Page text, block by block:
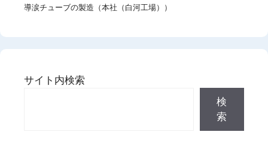
導涙チューブの製造（本社（白河工場））
サイト内検索
検
索